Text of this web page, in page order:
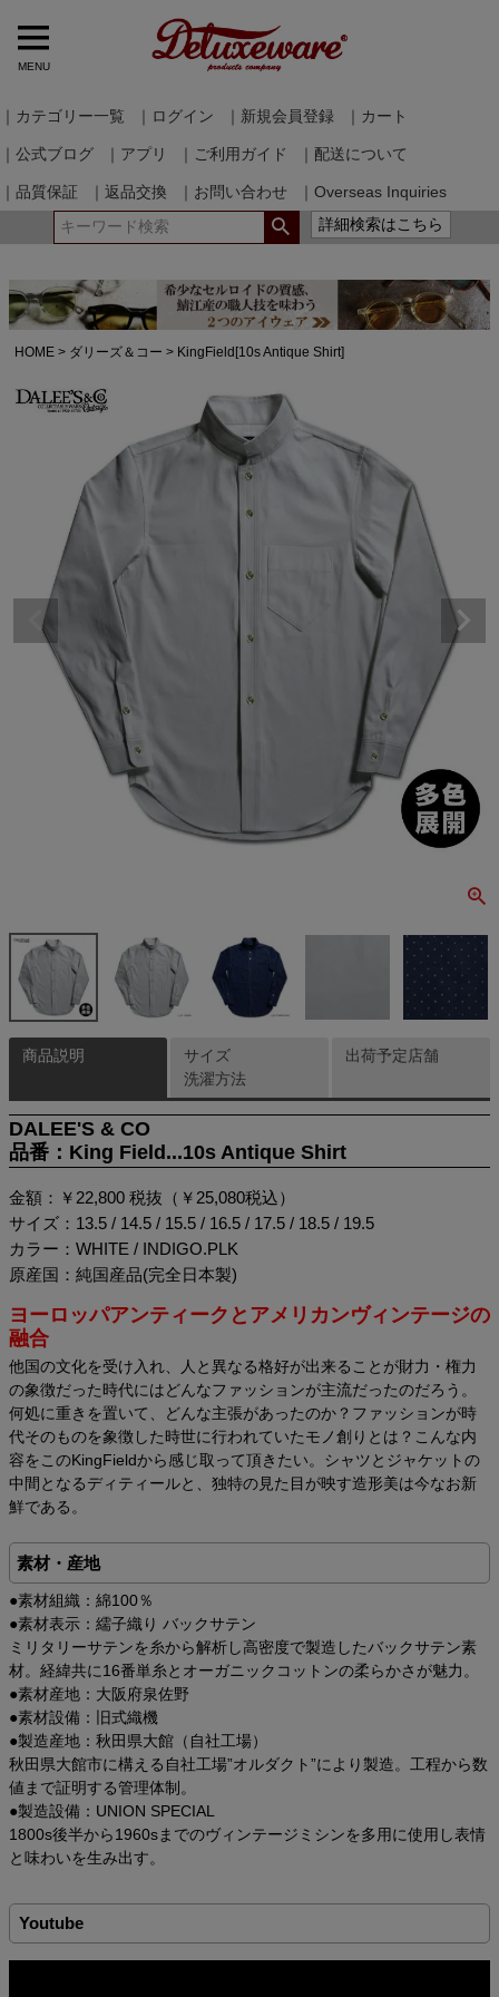
MENU
｜カテゴリー一覧 ｜ログイン ｜新規会員登録 ｜カート
｜公式ブログ ｜アプリ ｜ご利用ガイド ｜配送について
｜品質保証 ｜返品交換 ｜お問い合わせ
｜Overseas Inquiries
詳細検索はこちら
HOME ダリーズ＆コー KingField[10s Antique Shirt]
商品説明
DALEE'S & CO
品番：King Field...10s Antique Shirt
金額：￥22,800 税抜（￥25,080税込）
サイズ：13.5 / 14.5 / 15.5 / 16.5 / 17.5 / 18.5 / 19.5
カラー：WHITE / INDIGO.PLK
原産国：純国産品(完全日本製)
ヨーロッパアンティークとアメリカンヴィンテージの
融合
他国の文化を受け入れ、人と異なる格好が出来ることが財力・権力
の象徴だった時代にはどんなファッションが主流だったのだろう。
何処に重きを置いて、どんな主張があったのか？ファッションが時
代そのものを象徴した時世に行われていたモノ創りとは？こんな内
容をこのKingFieldから感じ取って頂きたい。シャツとジャケットの
中間となるディティールと、独特の見た目が映す造形美は今なお新
鮮である。
素材・産地
●素材組織：綿100％
●素材表示：繻子織り バックサテン
ミリタリーサテンを糸から解析し高密度で製造したバックサテン素
材。経緯共に16番単糸とオーガニックコットンの柔らかさが魅力。
●素材産地：大阪府泉佐野
●素材設備：旧式織機
●製造産地：秋田県大館（自社工場）
秋田県大館市に構える自社工場”オルダクト”により製造。工程から数
値まで証明する管理体制。
●製造設備：UNION SPECIAL
1800s後半から1960sまでのヴィンテージミシンを多用に使用し表情
と味わいを生み出す。
Youtube
サイズ
洗濯方法
出荷予定店舗